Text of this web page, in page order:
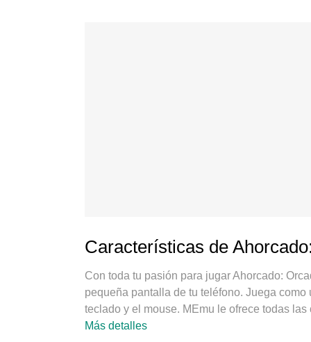
Características de
Con toda tu pasión para jugar Ahorcado:
pequeña pantalla de tu teléfono. Juega
teclado y el mouse. MEmu le ofrece todas
PC. Juega todo el tiempo que quieras, sin
Más detalles